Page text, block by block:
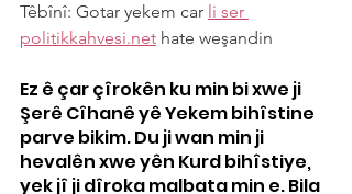
Têbînî: Gotar yekem car li ser
politikkahvesi.net hate weşandin
Ez ê çar çîrokên ku min bi xwe ji
Şerê Cîhanê yê Yekem bihîstine
parve bikim. Du ji wan min ji
hevalên xwe yên Kurd bihîstiye,
yek jî ji dîroka malbata min e. Bila